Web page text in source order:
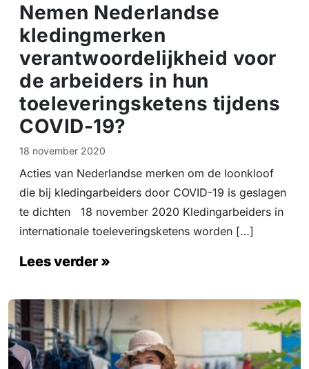
Nemen Nederlandse
kledingmerken
verantwoordelijkheid voor
de arbeiders in hun
toeleveringsketens tijdens
COVID-19?
18 november 2020
Acties van Nederlandse merken om de loonkloof
die bij kledingarbeiders door COVID-19 is geslagen
te dichten 18 november 2020 Kledingarbeiders in
internationale toeleveringsketens worden […]
Lees verder »